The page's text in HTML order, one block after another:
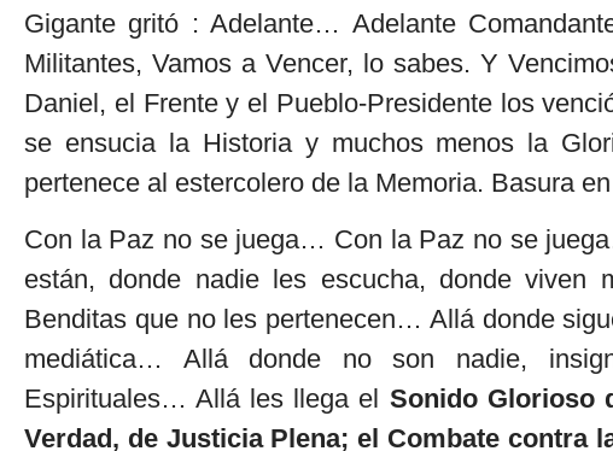
Gigante gritó : Adelante… Adelante
Militantes, Vamos a Vencer, lo sabes. Y
Daniel, el Frente y el Pueblo-Presidente los
se ensucia la Historia y muchos menos la
pertenece al estercolero de la Memoria. Basura
Con la Paz no se juega… Con la Paz no se
están, donde nadie les escucha, donde viven
Benditas que no les pertenecen… Allá donde
mediática… Allá donde no son nadie,
Espirituales… Allá les llega el Sonido Glorioso
Verdad, de Justicia Plena; el Combate contra